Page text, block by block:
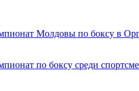
Молдовы по боксу в
по боксу среди